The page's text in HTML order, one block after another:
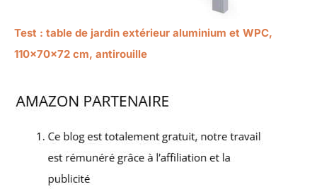
Test : table de jardin extérieur aluminium et WPC,
110x70x72 cm, antirouille